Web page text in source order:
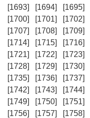
[1693]
[1694] [1695]
[1700]
[1701] [1702]
[1707]
[1708] [1709]
[1714]
[1715] [1716]
[1721]
[1722] [1723]
[1728]
[1729] [1730]
[1735]
[1736] [1737]
[1742]
[1743] [1744]
[1749]
[1750] [1751]
[1756]
[1757] [1758]